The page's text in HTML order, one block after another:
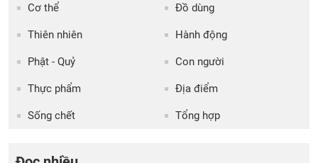
Cơ thể Đồ dùng
Thiên nhiên Hành động
Phật - Quỷ Con người
Thực phẩm Địa điểm
Sống chết Tổng hợp